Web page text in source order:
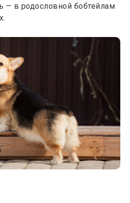
— в родословной бобтейлам